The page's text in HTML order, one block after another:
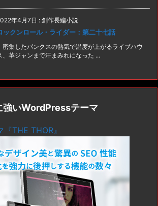
年4月7日 : 創作長編小説
ックンロール・ライダー：第二十七話
密集したパンクスの熱気で温度が上がるライブハウ
、革ジャンまで汗まみれになった ...
強いWordPressテーマ
THE THOR』